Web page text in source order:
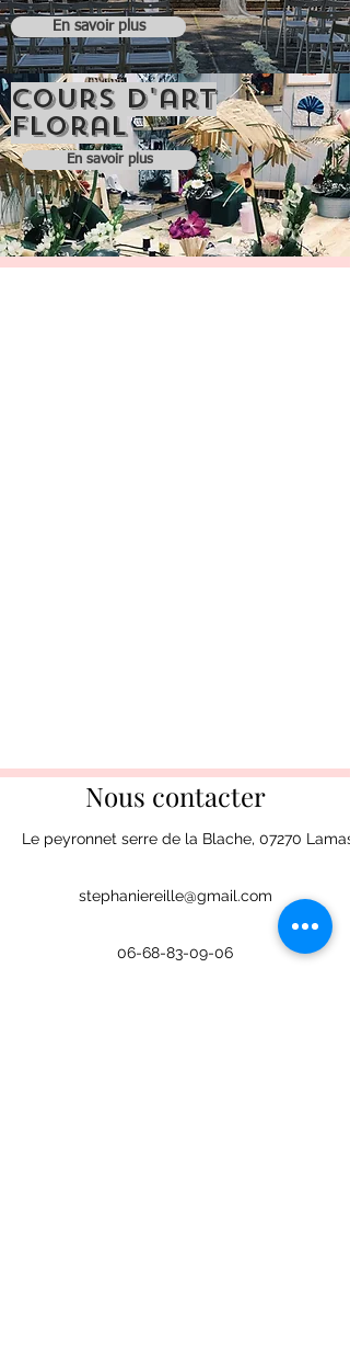
En savoir plus
Cours d'art
floral
En savoir plus
Nous contacter
Le peyronnet serre de la Blache, 07270
stephaniereille@gmail.com
06-68-83-09-06